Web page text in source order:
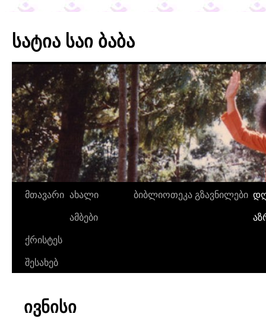
სატია საი ბაბა
მთავარი ახალი
ამბები
ბიბლიოთეკა გზავნილები
ქრისტეს
შესახებ
ივნისი